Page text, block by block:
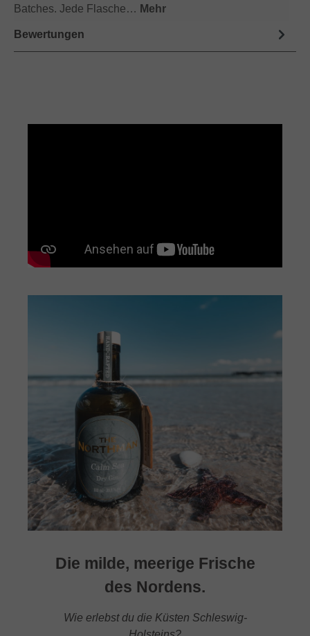
Batches. Jede Flasche… Mehr
Bewertungen
Die milde, meerige Frische
des Nordens.
Wie erlebst du die Küsten Schleswig-